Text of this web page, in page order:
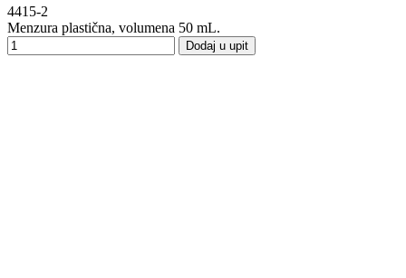
4415-2
Menzura plastična, volumena 50 mL.
Dodaj u upit